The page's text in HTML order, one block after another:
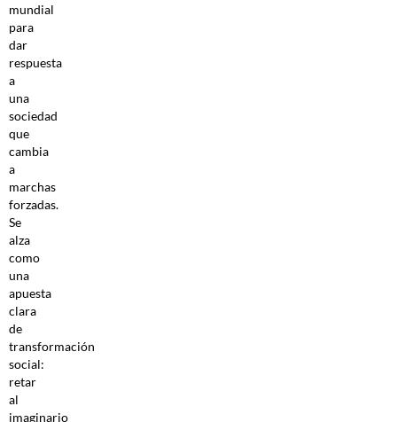
mundial
para
dar
respuesta
a
una
sociedad
que
cambia
a
marchas
forzadas.
Se
alza
como
una
apuesta
clara
de
transformación
social:
retar
al
imaginario